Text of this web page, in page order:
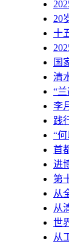
20
十
国
清
“
李
践
“
首
进
第
从
从
世
从